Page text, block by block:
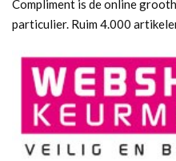
Compliment is de online
particulier. Ruim 4.000